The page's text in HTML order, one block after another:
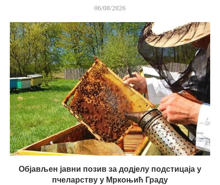
06/08/2026
Објављен јавни позив за додјелу подстицаја у
пчеларству у Мркоњић Граду